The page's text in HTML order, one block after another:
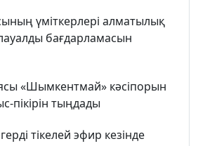
үміткерлері алматылық
бағдарламасын
«Шымкентмай» кәсіпорын
тыңдады
тікелей эфир кезінде